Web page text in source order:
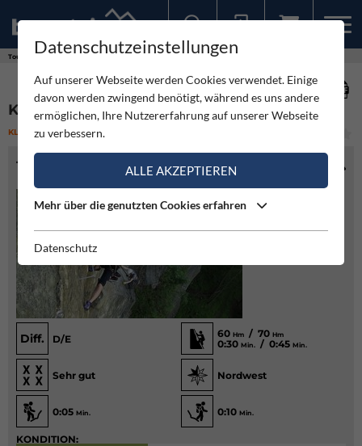
Touren
KLETTERSTEIG BURG HEINFELS
KLETTERSTEIG SCHWER
TOURENINFO
Diff. D/E 60 Hm / 70 Hm
0:30 Min. / 0:45 Min.
Sehr gut Nordwest
0:05 Min. 0:10 Min.
KONDITION:
Datenschutzeinstellungen
Auf unserer Webseite werden Cookies verwendet. Einige
davon werden zwingend benötigt, während es uns andere
ermöglichen, Ihre Nutzererfahrung auf unserer Webseite
zu verbessern.
ALLE AKZEPTIEREN
Mehr über die genutzten Cookies erfahren
Datenschutz